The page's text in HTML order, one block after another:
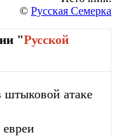
© Русская Семерка
"Русской
штыковой атаке